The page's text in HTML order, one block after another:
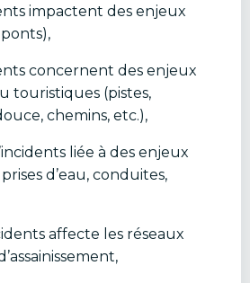
impactent des enjeux
concernent des enjeux
touristiques (pistes,
chemins, etc.),
liée à des enjeux
d’eau, conduites,
affecte les réseaux